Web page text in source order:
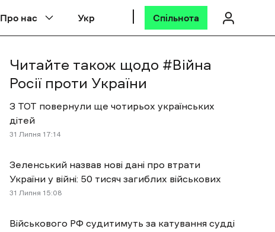
Про нас Укр Спільнота
Читайте також щодо # Війна
Росії проти України
З ТОТ повернули ще чотирьох українських
дітей
31 Липня 17:14
Зеленський назвав нові дані про втрати
України у війні: 50 тисяч загиблих військових
31 Липня 15:08
Військового РФ судитимуть за катування судді